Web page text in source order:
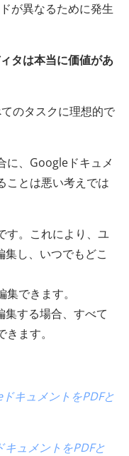
が異なるために発生
タは本当に価値があ
のタスクに理想的で
に、Googleドキュメ
ことは悪い考えでは
す。これにより、ユ
集し、いつでもどこ
できます。
集する場合、すべて
ます。
キュメントをPDFと
ュメントをPDFと